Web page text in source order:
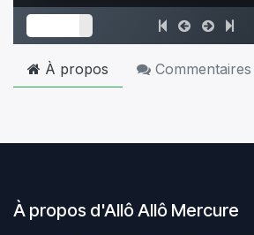
À propos
À propos d'Allô Allô Mercure